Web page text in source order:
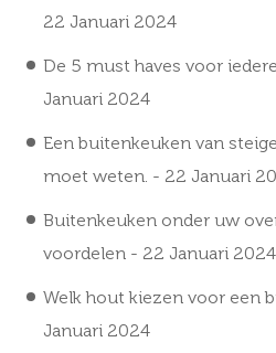
22 Januari 2024
De 5 must haves voor
Januari 2024
Een buitenkeuken van
moet weten. - 22 Januari
Buitenkeuken onder uw
voordelen - 22 Januari 2024
Welk hout kiezen voor een
Januari 2024